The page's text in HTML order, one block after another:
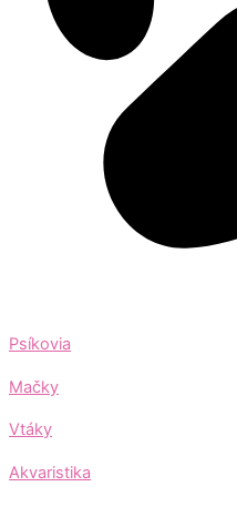
Psíkovia
Mačky
Vtáky
Akvaristika